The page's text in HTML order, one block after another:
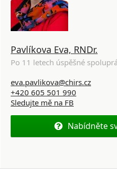
Pavlíkova Eva, RNDr.
Po 11 letech úspěšné
eva.pavlikova@chirs.cz
+420 605 501 990
Sledujte mě na FB
Nabídněte